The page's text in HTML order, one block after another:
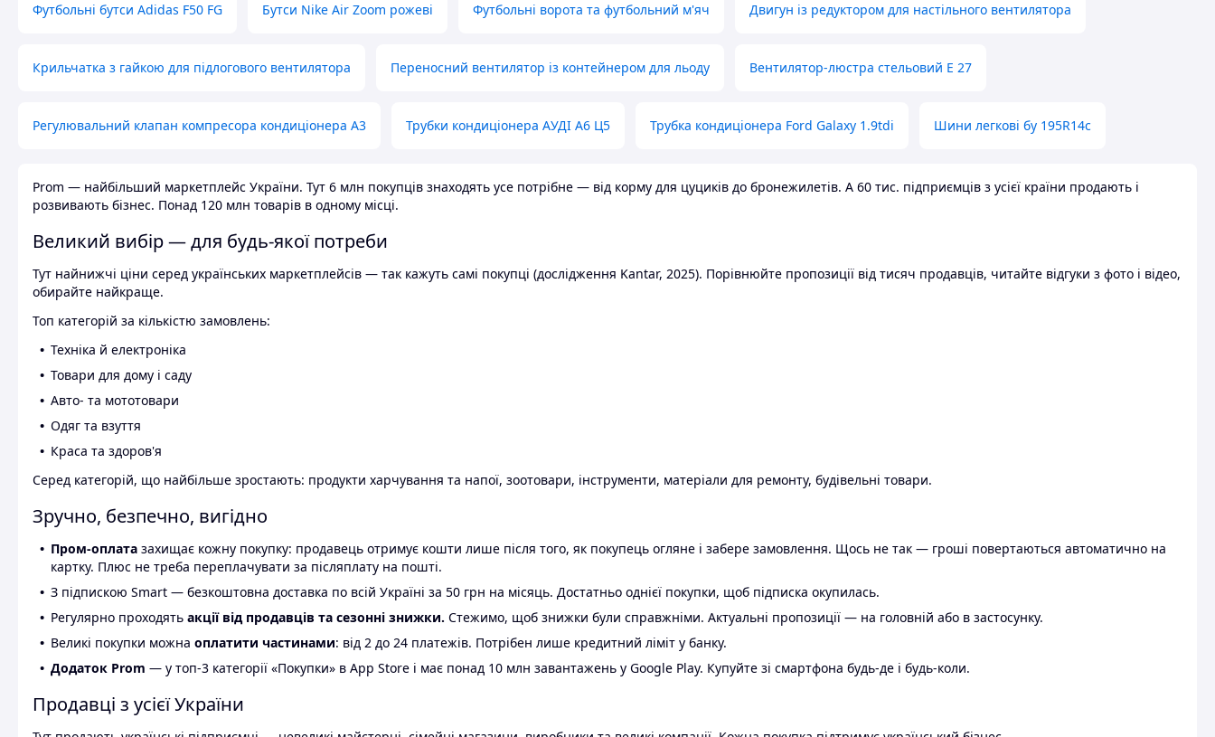
Футбольні бутси Adidas F50 FG Бутси Nike Air Zoom рожеві Футбольні ворота та футбольний м'яч Двигун із редуктором для настільного вентилятора
Крильчатка з гайкою для підлогового вентилятора Переносний вентилятор із контейнером для льоду Вентилятор-люстра стельовий E 27
Регулювальний клапан компресора кондиціонера А3 Трубки кондиціонера АУДІ А6 Ц5 Трубка кондиціонера Ford Galaxy 1.9tdi Шини легкові бу 195R14c
Prom — найбільший маркетплейс України. Тут 6 млн покупців знаходять усе потрібне — від корму для цуциків до бронежилетів. А 60 тис. підприємців з усієї країни продають і
розвивають бізнес. Понад 120 млн товарів в одному місці.
Великий вибір — для будь-якої потреби
Тут найнижчі ціни серед українських маркетплейсів — так кажуть самі покупці (дослідження Kantar, 2025). Порівнюйте пропозиції від тисяч продавців, читайте відгуки з фото і відео,
обирайте найкраще.
Топ категорій за кількістю замовлень:
Техніка й електроніка
Товари для дому і саду
Авто- та мототовари
Одяг та взуття
Краса та здоров'я
Серед категорій, що найбільше зростають: продукти харчування та напої, зоотовари, інструменти, матеріали для ремонту, будівельні товари.
Зручно, безпечно, вигідно
Пром-оплата захищає кожну покупку: продавець отримує кошти лише після того, як покупець огляне і забере замовлення. Щось не так — гроші повертаються автоматично на
картку. Плюс не треба переплачувати за післяплату на пошті.
З підпискою Smart — безкоштовна доставка по всій Україні за 50 грн на місяць. Достатньо однієї покупки, щоб підписка окупилась.
Регулярно проходять акції від продавців та сезонні знижки. Стежимо, щоб знижки були справжніми. Актуальні пропозиції — на головній або в застосунку.
Великі покупки можна оплатити частинами: від 2 до 24 платежів. Потрібен лише кредитний ліміт у банку.
Додаток Prom — у топ-3 категорії «Покупки» в App Store і має понад 10 млн завантажень у Google Play. Купуйте зі смартфона будь-де і будь-коли.
Продавці з усієї України